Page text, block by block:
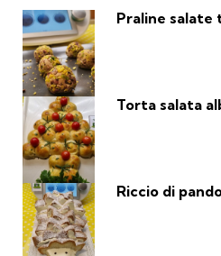
Praline salate
Torta salata
Riccio di